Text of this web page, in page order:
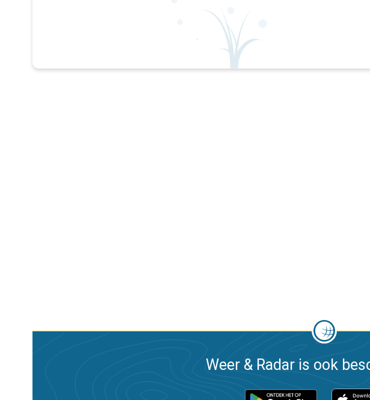
Weer & Radar is ook